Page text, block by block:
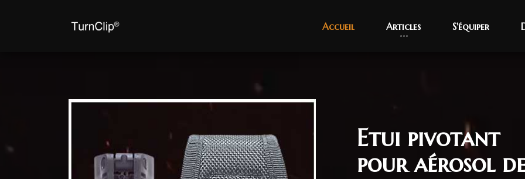
Accueil
Accueil Articles
Articles S'équiper
S'équiper
Etui pivotant
pour aérosol